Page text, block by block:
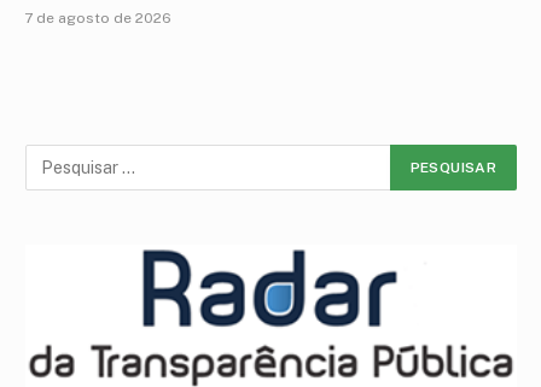
7 de agosto de 2026